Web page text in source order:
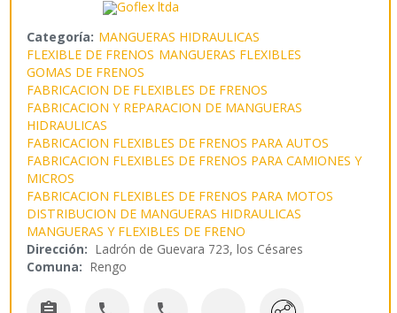
Categoría: MANGUERAS HIDRAULICAS
FLEXIBLE DE FRENOS MANGUERAS FLEXIBLES
GOMAS DE FRENOS
FABRICACION DE FLEXIBLES DE FRENOS
FABRICACION Y REPARACION DE MANGUERAS
HIDRAULICAS
FABRICACION FLEXIBLES DE FRENOS PARA AUTOS
FABRICACION FLEXIBLES DE FRENOS PARA CAMIONES Y
MICROS
FABRICACION FLEXIBLES DE FRENOS PARA MOTOS
DISTRIBUCION DE MANGUERAS HIDRAULICAS
MANGUERAS Y FLEXIBLES DE FRENO
Dirección: Ladrón de Guevara 723, los Césares
Comuna: Rengo